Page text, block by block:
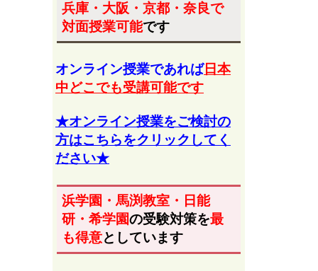
兵庫・大阪・京都・奈良で
対面授業可能です
オンライン授業であれば日本
中どこでも受講可能です
★オンライン授業をご検討の
方はこちらをクリックしてく
ださい★
浜学園・馬渕教室・日能
研・希学園の受験対策を最
も得意としています